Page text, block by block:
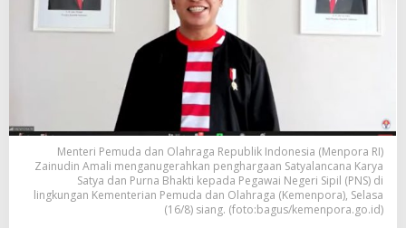
k
a
n
P
e
n
g
h
a
r
g
a
a
n
Menteri Pemuda dan Olahraga Republik Indonesia (Menpora RI)
Zainudin Amali menganugerahkan penghargaan Satyalancana Karya
Satya dan Purna Bhakti kepada Pegawai Negeri Sipil (PNS) di
lingkungan Kementerian Pemuda dan Olahraga (Kemenpora), Selasa
(16/8) siang. (foto:bagus/kemenpora.go.id)